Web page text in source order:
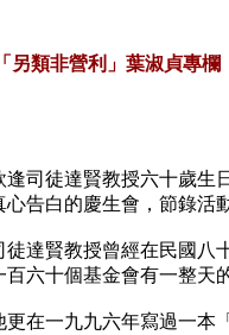
「另類非營利」葉淑貞專欄
逢司徒達賢教授六十歲生
心告白的慶生會，節錄活
徒達賢教授曾經在民國八
百六十個基金會有一整天
更在一九九六年寫過一本